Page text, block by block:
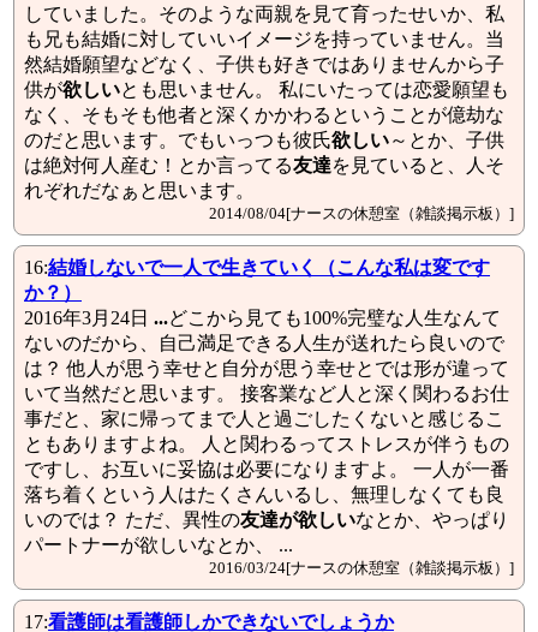
していました。そのような両親を見て育ったせいか、私
も兄も結婚に対していいイメージを持っていません。当
然結婚願望などなく、子供も好きではありませんから子
供が欲しいとも思いません。 私にいたっては恋愛願望も
なく、そもそも他者と深くかかわるということが億劫な
のだと思います。でもいっつも彼氏欲しい～とか、子供
は絶対何人産む！とか言ってる友達を見ていると、人そ
れぞれだなぁと思います。
2014/08/04[ナースの休憩室（雑談掲示板）]
16:結婚しないで一人で生きていく（こんな私は変です
か？）
2016年3月24日 ...どこから見ても100%完璧な人生なんて
ないのだから、自己満足できる人生が送れたら良いので
は？ 他人が思う幸せと自分が思う幸せとでは形が違って
いて当然だと思います。 接客業など人と深く関わるお仕
事だと、家に帰ってまで人と過ごしたくないと感じるこ
ともありますよね。 人と関わるってストレスが伴うもの
ですし、お互いに妥協は必要になりますよ。 一人が一番
落ち着くという人はたくさんいるし、無理しなくても良
いのでは？ ただ、異性の友達が欲しいなとか、やっぱり
パートナーが欲しいなとか、 ...
2016/03/24[ナースの休憩室（雑談掲示板）]
17:看護師は看護師しかできないでしょうか